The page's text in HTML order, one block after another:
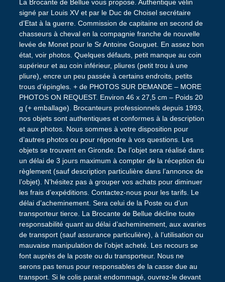
La Brocante de Bellue vous propose. Authentique vélin
signé par Louis XV et par le Duc de Choisel secrétaire
d’Etat à la guerre. Commission de capitaine en second de
chasseurs à cheval en la compagnie franche de nouvelle
levée de Monet pour le Sr Antoine Gouguet. En assez bon
état, voir photos. Quelques défauts, petit manque au coin
supérieur et au coin inférieur, pliures (petit trou à une
pliure), encre un peu passée à certains endroits, petits
trous d’épingles. + de PHOTOS SUR DEMANDE – MORE
PHOTOS ON REQUEST. Environ 46 x 27,5 cm – Poids 20
g (+ emballage). Brocanteurs professionnels depuis 1993,
nos objets sont authentiques et conformes à la description
et aux photos. Nous sommes à votre disposition pour
d’autres photos ou pour répondre à vos questions. Les
objets se trouvent en Gironde. De l’objet sera réalisé dans
un délai de 3 jours maximum à compter de la réception du
règlement (sauf description particulière dans l’annonce de
l’objet). N’hésitez pas à grouper vos achats pour diminuer
les frais d’expéditions. Contactez-nous pour les tarifs. Le
délai d’acheminement. Sera celui de la Poste ou d’un
transporteur tierce. La Brocante de Bellue décline toute
responsabilité quant au délai d’acheminement, aux avaries
de transport (sauf assurance particulière), à l’utilisation ou
mauvaise manipulation de l’objet acheté. Les recours se
font auprès de la poste ou du transporteur. Nous ne
serons pas tenus pour responsables de la casse due au
transport. Si le colis parait endommagé, ouvrez-le devant